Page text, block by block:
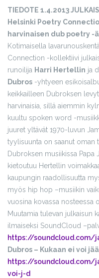
TIEDOTE 1.4.2013
Helsinki Poetry
harvinaisen dub poetry -
Kotimaisella
Connection -kollektiivi
runoilija Harri Hertellin ja
Dubros -yhtyeen
keikkailleen Dubroksen
harvinaisia, sillä aiemmin
kuultu spoken word -
juuret yltävät 1970-luvun
tyylisuunta on saanut oman
Dubroksen musiikissa Papa
kietoutuu Hertellin
kaupungin raadollisuutta
myös hip hop –musiikin
vuosina kovassa nosteessa
Muutamia tulevan julkaisun
ilmaiseksi SoundCloud
https://soundcloud.com/
Dubros – Kukaan ei voi
https://soundcloud.com/
voi-j-d